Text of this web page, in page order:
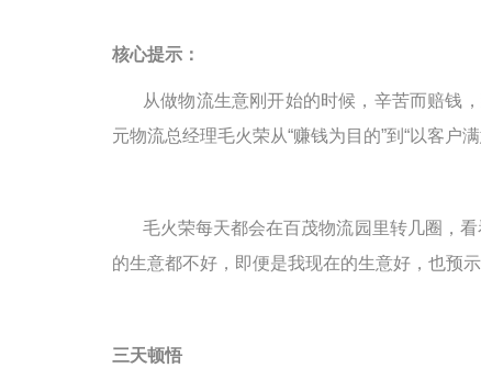
核心提示：
从做物流生意刚开始的时候，辛苦而赔钱
元物流总经理毛火荣从“赚钱为目的”到“以客户
毛火荣每天都会在百茂物流园里转几圈，
的生意都不好，即便是我现在的生意好，也预
三天顿悟